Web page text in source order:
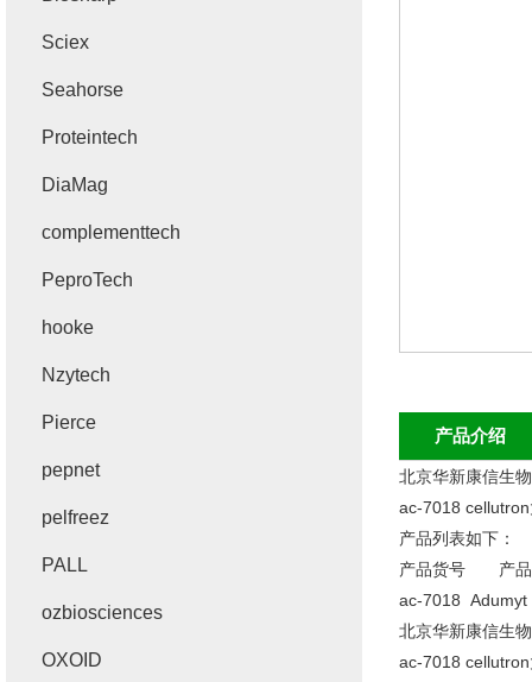
产品介绍
北京华新康信生
ac-7018
产品列表如下：
产品货号 产
ac-7018
北京华新康信生
ac-7018
Sciex
Seahorse
Proteintech
DiaMag
complementtech
PeproTech
hooke
Nzytech
Pierce
pepnet
pelfreez
PALL
ozbiosciences
OXOID